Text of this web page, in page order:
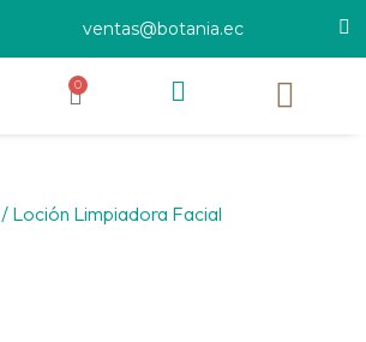
ventas@botania.ec
0
/ Loción Limpiadora Facial